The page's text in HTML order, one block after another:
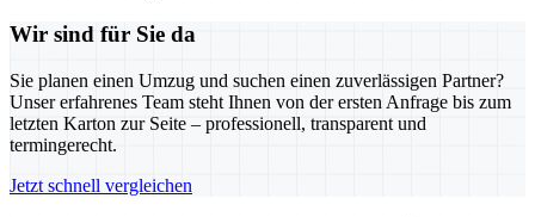
Wir sind für Sie da
Sie planen einen Umzug und suchen einen zuverlässigen Partner?
Unser erfahrenes Team steht Ihnen von der ersten Anfrage bis zum
letzten Karton zur Seite – professionell, transparent und
termingerecht.
Jetzt schnell vergleichen